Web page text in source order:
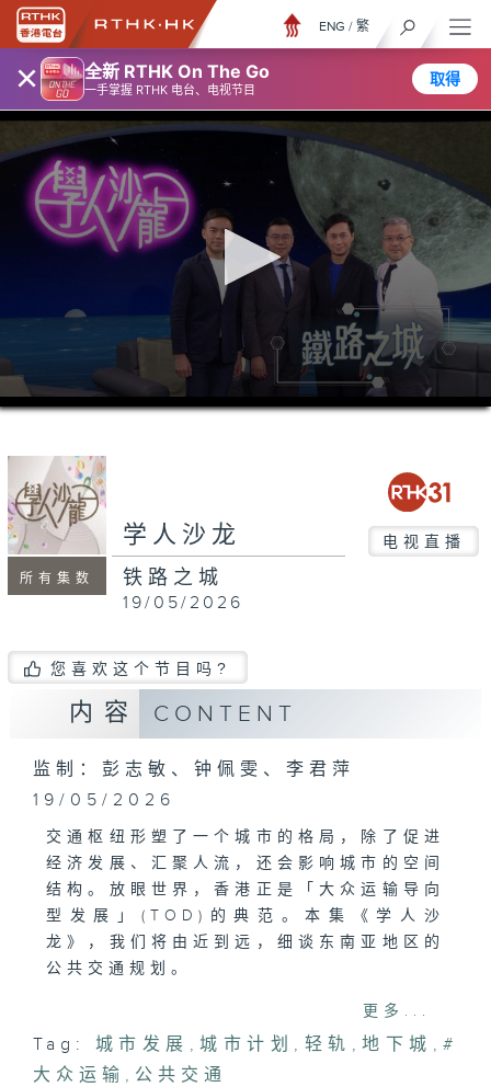
× 全新 RTHK On The Go
一手掌握 RTHK 电台、电视节目
取得
ENG / 繁
0
seconds
minutes,
seconds
所有集数
学人沙龙 电视直播
铁路之城
19/05/2026
您喜欢这个节目吗?
内容 CONTENT
监制：彭志敏、钟佩雯、李君萍
19/05/2026
交通枢纽形塑了一个城市的格局，除了促进
经济发展、汇聚人流，还会影响城市的空间
结构。放眼世界，香港正是「大众运输导向
型发展」(TOD)的典范。本集《学人沙
龙》，我们将由近到远，细谈东南亚地区的
公共交通规划。
潘浩伦(建筑师)
董正纲(建筑师)
更多...
Tag: 城市发展 , 城市计划 , 轻轨 , 地下城 , #
大众运输 , 公共交通